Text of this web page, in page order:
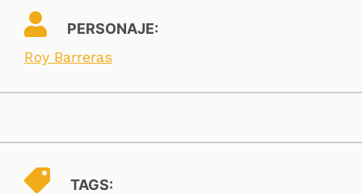
PERSONAJE:
Roy Barreras
TAGS: